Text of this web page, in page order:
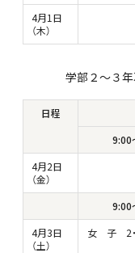
4月1日
（木）
学部２～３年
日程
9:00
4月2日
（金）
9:00
4月3日
（土）
女 子 2